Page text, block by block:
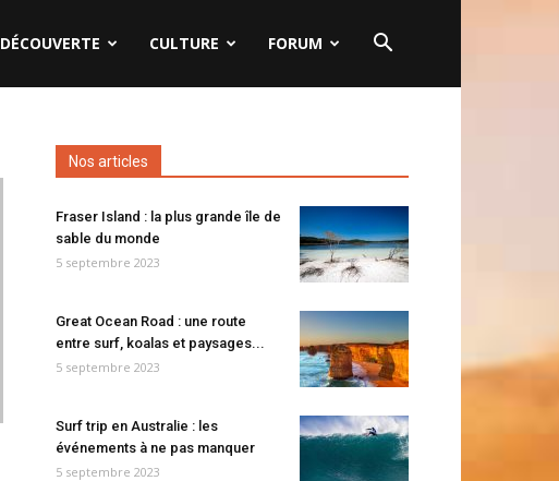
DÉCOUVERTE CULTURE FORUM
Nos articles
Fraser Island : la plus grande île de
sable du monde
5 septembre 2023
Great Ocean Road : une route
entre surf, koalas et paysages...
5 septembre 2023
Surf trip en Australie : les
événements à ne pas manquer
5 septembre 2023